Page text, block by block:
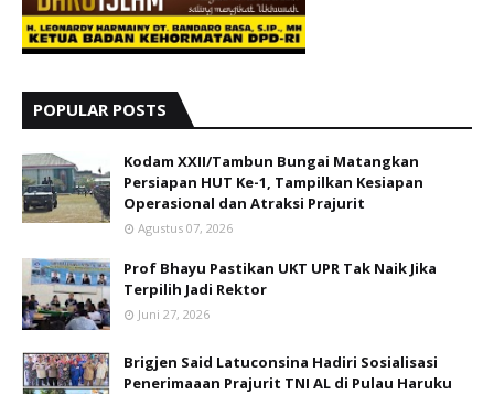
POPULAR POSTS
Kodam XXII/Tambun Bungai Matangkan
Persiapan HUT Ke-1, Tampilkan Kesiapan
Operasional dan Atraksi Prajurit
Agustus 07, 2026
Prof Bhayu Pastikan UKT UPR Tak Naik Jika
Terpilih Jadi Rektor
Juni 27, 2026
Brigjen Said Latuconsina Hadiri Sosialisasi
Penerimaaan Prajurit TNI AL di Pulau Haruku